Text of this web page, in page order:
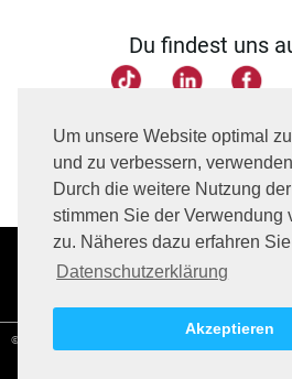
Um unsere Website optimal
und zu verbessern,
Durch die weitere Nutzung
stimmen Sie der Verwendung
zu. Näheres dazu erfahren
Datenschutzerklärung
Akzeptieren
Du findest uns
Seite
© Alle Rechte vorbehalten.